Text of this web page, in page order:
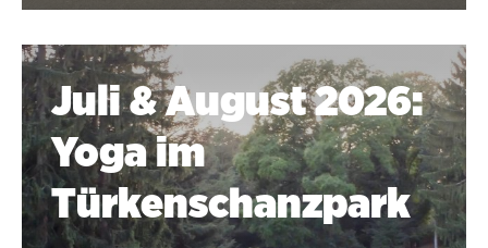
Juli & August 2026:
Yoga im
Türkenschanzpark